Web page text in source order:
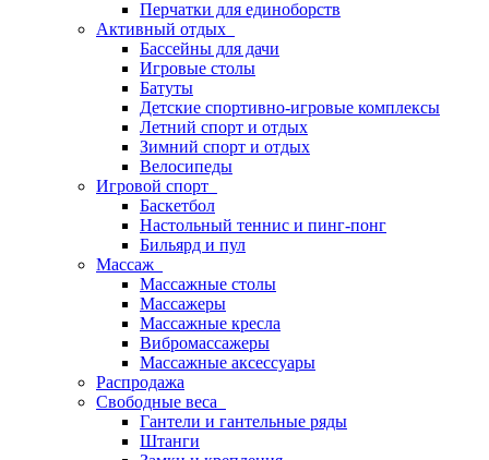
Перчатки для единоборств
Активный отдых
Бассейны для дачи
Игровые столы
Батуты
Детские спортивно-игровые комплексы
Летний спорт и отдых
Зимний спорт и отдых
Велосипеды
Игровой спорт
Баскетбол
Настольный теннис и пинг-понг
Бильярд и пул
Массаж
Массажные столы
Массажеры
Массажные кресла
Вибромассажеры
Массажные аксессуары
Распродажа
Свободные веса
Гантели и гантельные ряды
Штанги